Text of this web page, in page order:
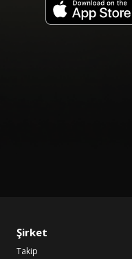
Şirket
Takip